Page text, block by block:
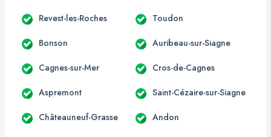
Revest-les-Roches Toudon
Bonson Auribeau-sur-Siagne
Cagnes-sur-Mer Cros-de-Cagnes
Aspremont Saint-Cézaire-sur-Siagne
Châteauneuf-Grasse Andon